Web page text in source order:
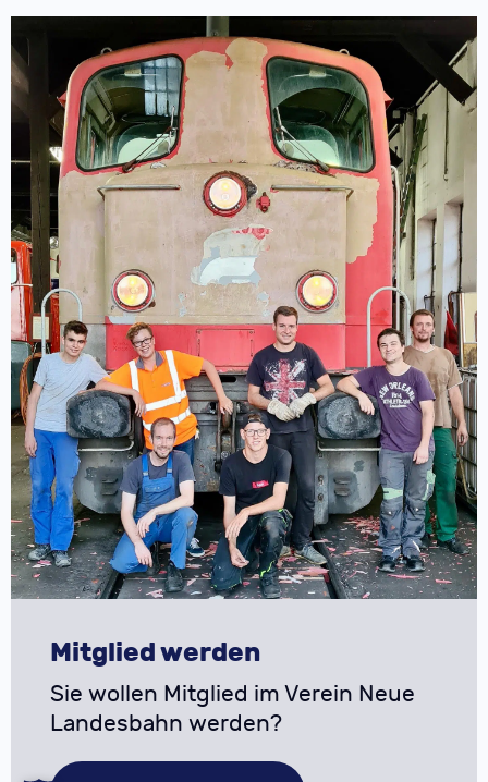
Mitglied werden
Sie wollen Mitglied im Verein Neue
Landesbahn werden?